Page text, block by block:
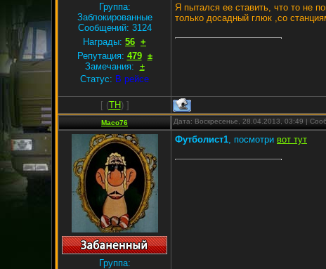
Группа:
Заблокированные
Сообщений: 3124
Награды: 56 +
Репутация: 479 ±
Замечания: ±
Статус: В рейсе
Я пытался ее ставить, что то не
только досадный глюк ,со
[ (TH) ]
Maco76 Дата: Воскресенье, 28.04.2013, 03:49 |
Группа:
Футболист1 , посмотри вот тут